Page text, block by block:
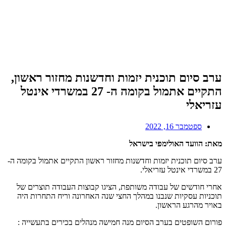
ערב סיום תוכנית יזמות וחדשנות מחזור ראשון,
התקיים אתמול בקומה ה- 27 במשרדי אינטל
עזריאלי
ספטמבר 16, 2022
מאת: הוועד האולימפי בישראל
ערב סיום תוכנית יזמות וחדשנות מחזור ראשון התקיים אתמול בקומה ה-
27 במשרדי אינטל עזריאלי.
אחרי חודשים של עבודה משותפת, הציגו קבוצות העבודה תוצרים של
תוכניות עסקיות שנבנו במהלך החצי שנה האחרונה וריח התחרות היה
באויר מהרגע הראשון.
פורום השופטים בערב הסיום מנה חמישה מנהלים בכירים בתעשייה :